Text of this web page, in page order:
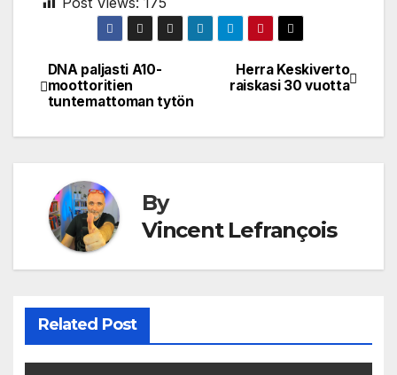
Post
navigation
Herra Keskiverto
raiskasi 30 vuotta
DNA paljasti A10-
moottoritien
tuntemattoman tytön
By
Vincent Lefrançois
Related Post